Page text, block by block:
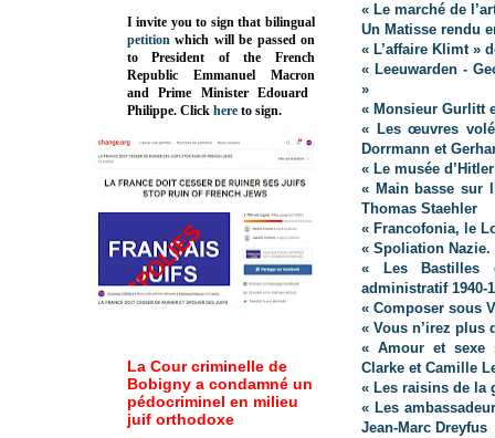
« Le marché de
Un Matisse rendu
« L’affaire Klimt »
« Leeuwarden -
»
« Monsieur Gurlitt
« Les œuvres
Dorrmann et
« Le musée
« Main basse sur
Thomas Staehler
« Francofonia, le
« Spoliation
« Les Bastilles
administratif 1940-
« Composer sous
« Vous n’irez plus
« Amour et sexe
Clarke et Camille
« Les raisins de la
« Les
Jean-Marc Dreyfus
I invite you to sign that bilingual
petition which will be passed on
to President of the French
Republic Emmanuel Macron
and Prime MinisterEdouard
Philippe. Click here to sign.
La Cour criminelle de
Bobigny a condamné un
pédocriminel en milieu
juif orthodoxe